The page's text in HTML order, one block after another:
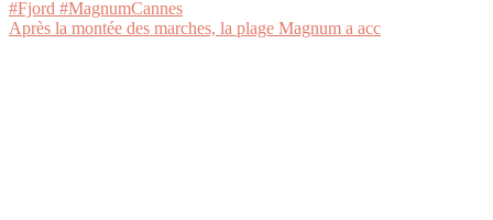
Après la montée des marches, la plage Magnum a acc